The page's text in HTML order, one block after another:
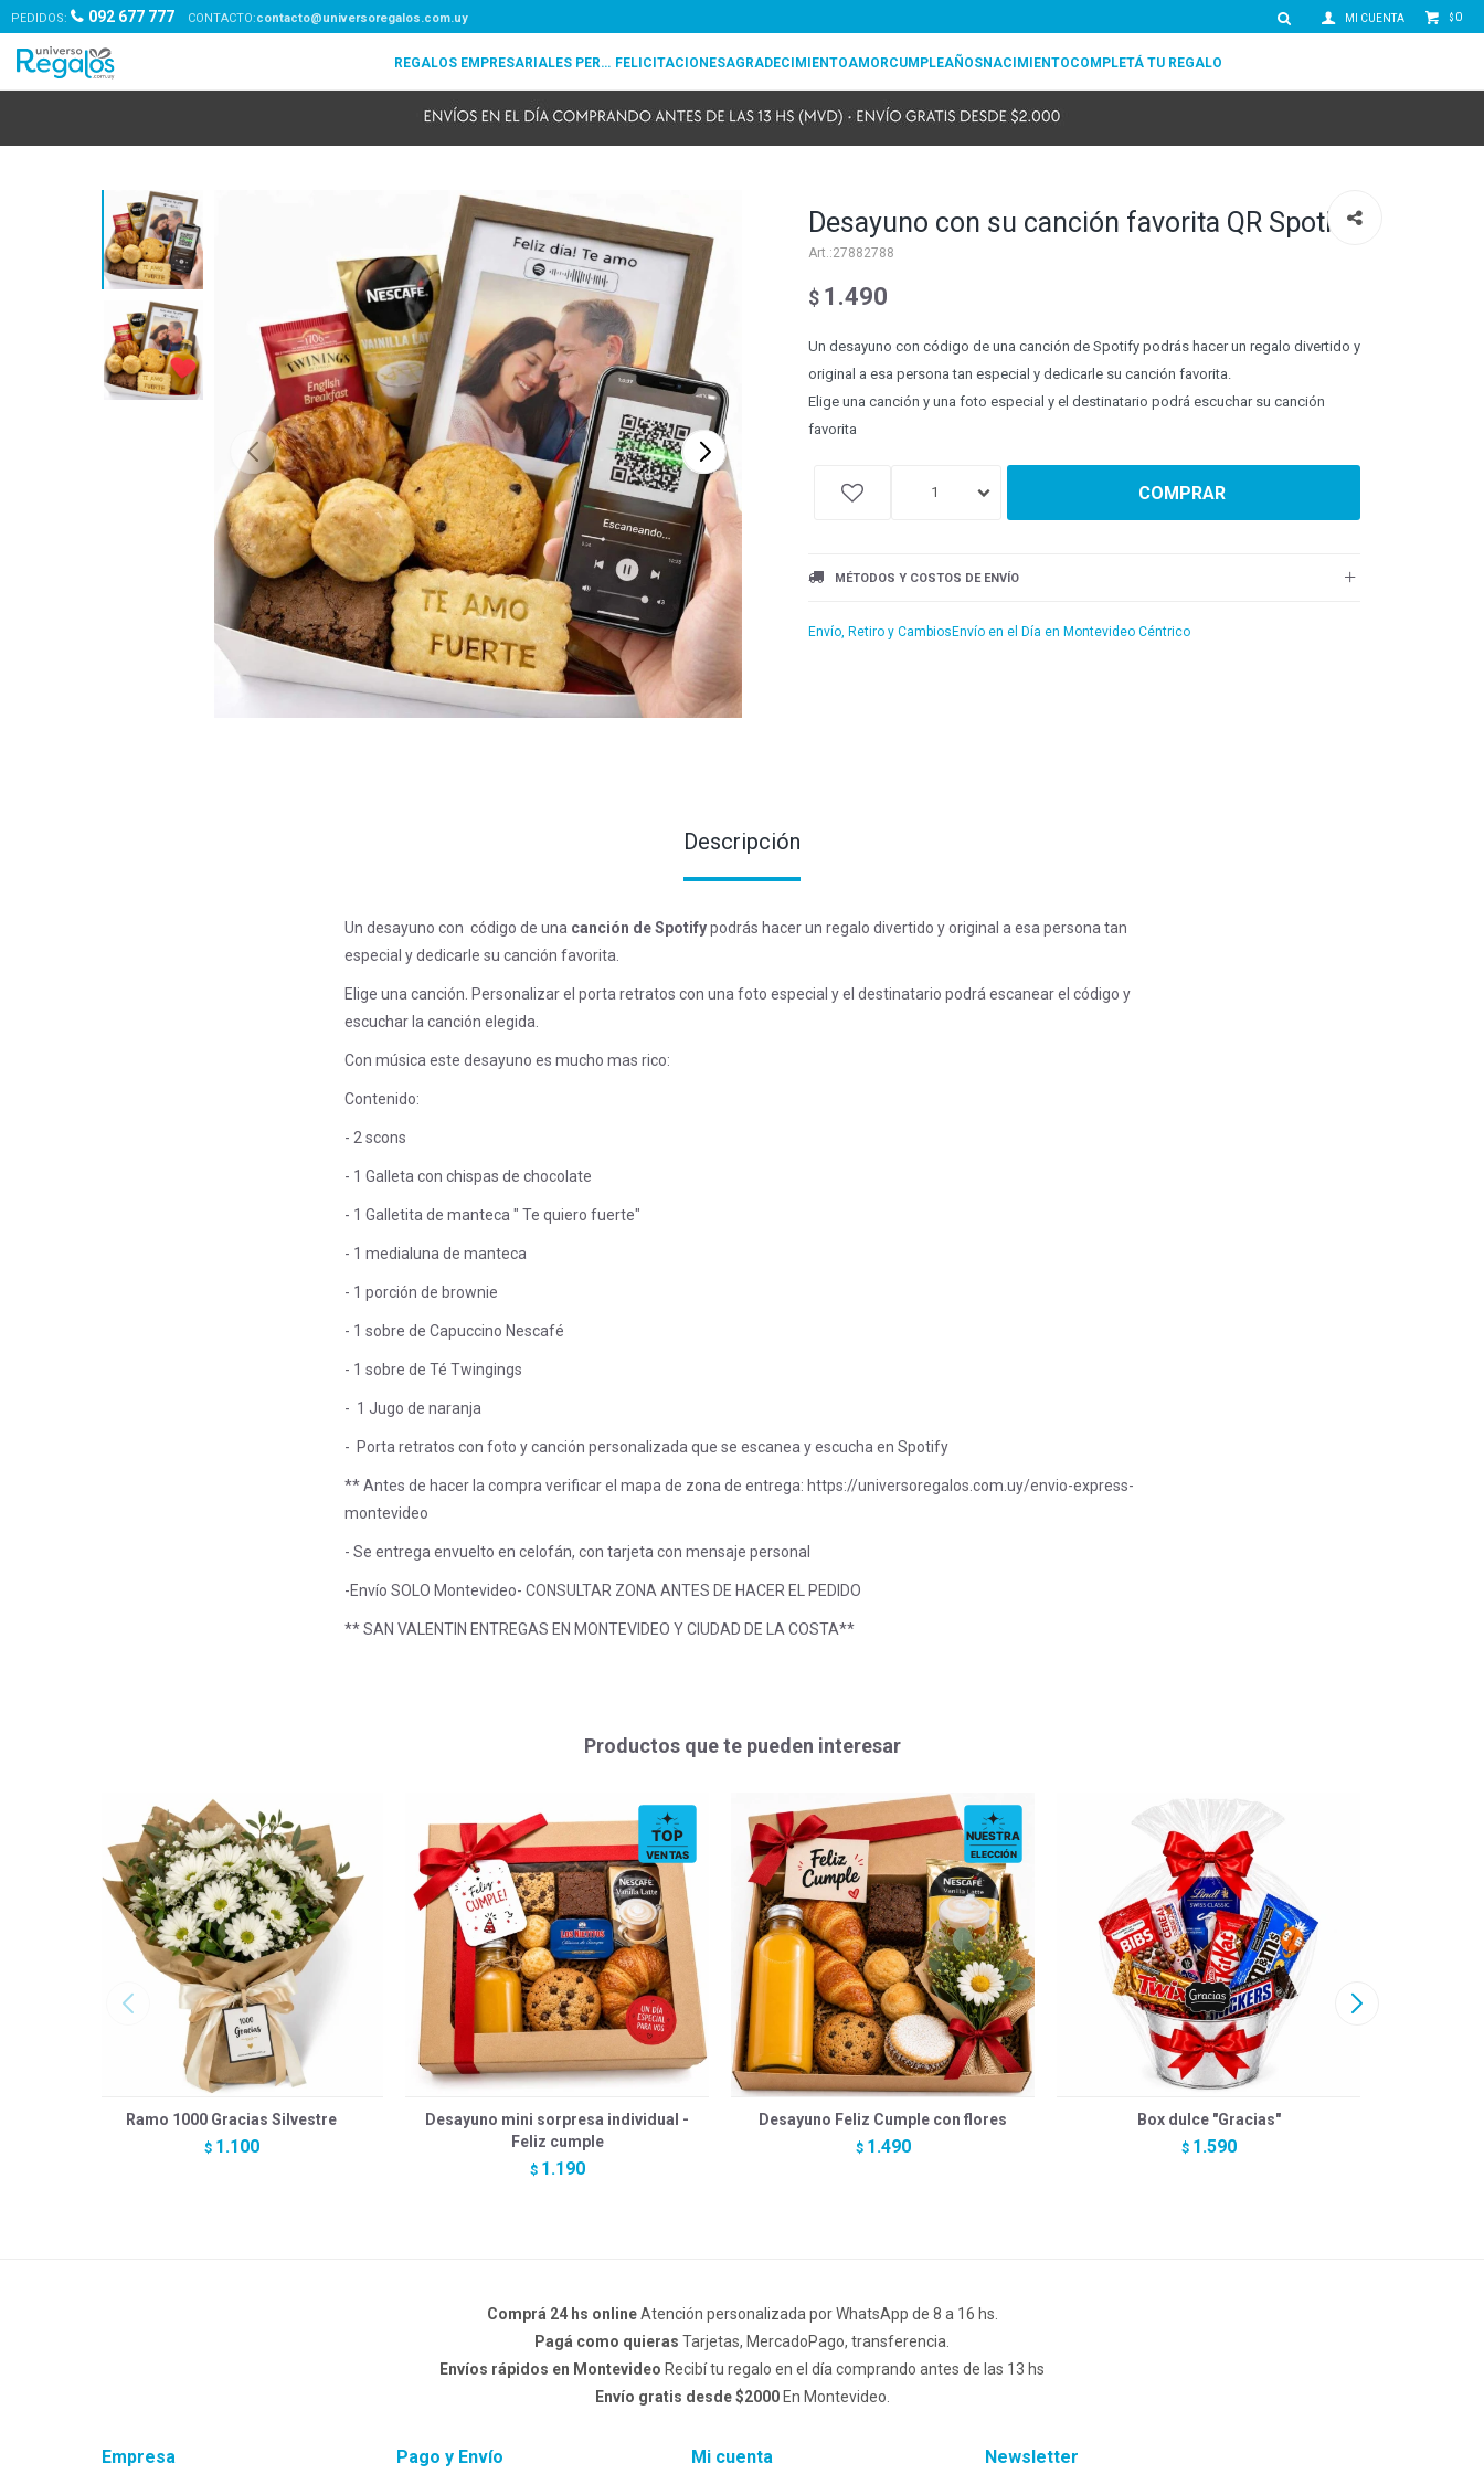
REGALOS EMPRESARIALES PERSONALIZADOS FELICITACIONESAGRADECIMIENTOAMORCUMPLEAÑOSNACIMIENTOCOMPLETÁ TU REGALO
$ 0
PEDIDOS: 092 677 777 contacto@universoregalos.com.uy
Desayuno con su canción favorita QR Spotify
27882788
$ 1.490
Un desayuno con código de una canción de Spotify podrás hacer un regalo divertido y
original a esa persona tan especial y dedicarle su canción favorita.
Elige una canción y una foto especial y el destinatario podrá escuchar su canción
favorita
1 COMPRAR
MÉTODOS Y COSTOS DE ENVÍO
Envío, Retiro y Cambios Envío en el Día en Montevideo Céntrico
Descripción
Un desayuno con código de una canción de Spotifypodrás hacer un regalo divertido y original a esa persona tan
especial y dedicarle su canción favorita.
Elige una canción. Personalizar el porta retratos con una foto especial y el destinatario podrá escanear el código y
escuchar la canción elegida.
Con música este desayuno es mucho mas rico:
Contenido:
- 2 scons
- 1 Galleta con chispas de chocolate
- 1 Galletita de manteca " Te quiero fuerte"
- 1 medialuna de manteca
- 1 porción de brownie
- 1 sobre de Capuccino Nescafé
- 1 sobre de Té Twingings
- 1 Jugo de naranja
- Porta retratos con foto y canción personalizada que se escanea y escucha en Spotify
** Antes de hacer la compra verificar el mapa de zona de entrega: https://universoregalos.com.uy/envio-express-
montevideo
- Se entrega envuelto en celofán, con tarjeta con mensaje personal
-Envío SOLO Montevideo- CONSULTAR ZONA ANTES DE HACER EL PEDIDO
** SAN VALENTIN ENTREGAS EN MONTEVIDEO Y CIUDAD DE LA COSTA**
Productos que te pueden interesar
Ramo 1000 Gracias Silvestre
$ 1.100
Desayuno mini sorpresa individual -
Feliz cumple
$ 1.190
Desayuno Feliz Cumple con flores
$ 1.490
Box dulce "Gracias"
$ 1.590
Comprá 24 hs onlineAtención personalizada por WhatsApp de 8 a 16 hs.
Pagá como quieras Tarjetas, MercadoPago, transferencia.
Envíos rápidos en Montevideo Recibí tu regalo en el día comprando antes de las 13 hs
Envío gratis desde $2000En Montevideo.
Empresa Pago y Envío Mi cuenta Newsletter